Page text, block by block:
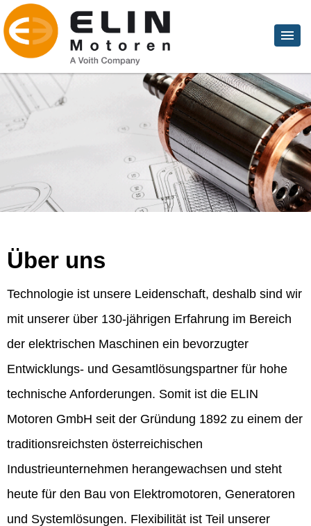
Über uns
Technologie ist unsere Leidenschaft, deshalb sind wir
mit unserer über 130-jährigen Erfahrung im Bereich
der elektrischen Maschinen ein bevorzugter
Entwicklungs- und Gesamtlösungspartner für hohe
technische Anforderungen. Somit ist die ELIN
Motoren GmbH seit der Gründung 1892 zu einem der
traditionsreichsten österreichischen
Industrieunternehmen herangewachsen und steht
heute für den Bau von Elektromotoren, Generatoren
und Systemlösungen. Flexibilität ist Teil unserer